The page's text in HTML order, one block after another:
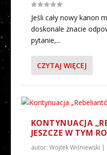
PODSUMOWANIE
ODLEGŁEJ
ULUBIENI
ZAKOŃCZONY
TOP 10
NAJLEPSZE ...
STAR WARS
RECENZJA SERIALU
STAR WARS
RECENZJA SERIALU
Jeśli cały nowy kanon
doskonale znacie
pytanie,...
CZYTAJ WIĘCEJ
KONTYNUACJA
JESZCZE W TYM
autor: Wojtek Wiśniewski |